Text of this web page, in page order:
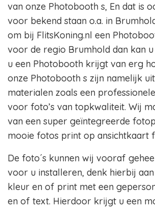
van onze Photobooth s, En dat is
voor bekend staan o.a. in
om bij FlitsKoning.nl een
voor de regio Brumhold dan kan
u een Photobooth krijgt van erg
onze Photobooth s zijn namelijk
materialen zoals een
voor foto’s van topkwaliteit. Wij
van een super geïntegreerde
mooie fotos print op ansichtkaart
De foto´s kunnen wij vooraf
voor u installeren, denk hierbij
kleur en of print met een
en of text. Hierdoor krijgt u een